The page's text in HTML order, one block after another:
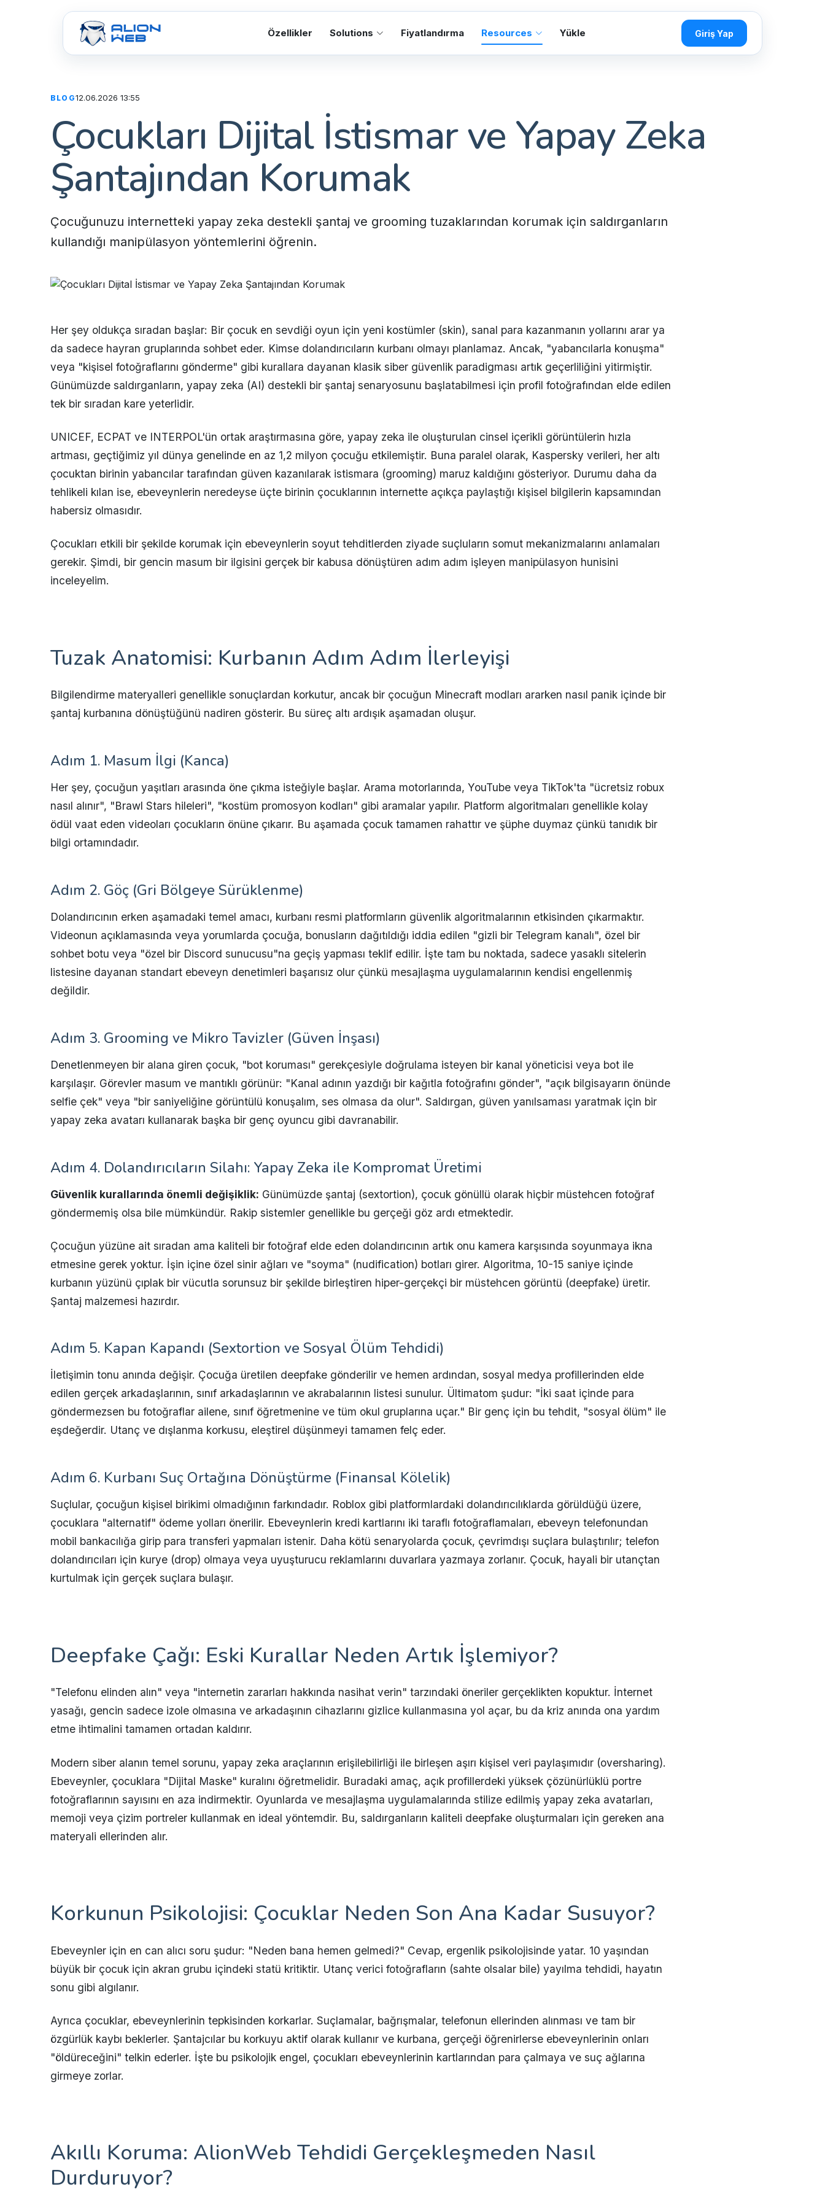
Özellikler Solutions Fiyatlandırma Resources Yükle Giriş Yap
BLOG12.06.2026 13:55
Çocukları Dijital İstismar ve Yapay Zeka
Şantajından Korumak
Çocuğunuzu internetteki yapay zeka destekli şantaj ve grooming tuzaklarından korumak için saldırganların
kullandığı manipülasyon yöntemlerini öğrenin.
Her şey oldukça sıradan başlar: Bir çocuk en sevdiği oyun için yeni kostümler (skin), sanal para kazanmanın yollarını arar ya
da sadece hayran gruplarında sohbet eder. Kimse dolandırıcıların kurbanı olmayı planlamaz. Ancak, "yabancılarla konuşma"
veya "kişisel fotoğraflarını gönderme" gibi kurallara dayanan klasik siber güvenlik paradigması artık geçerliliğini yitirmiştir.
Günümüzde saldırganların, yapay zeka (AI) destekli bir şantaj senaryosunu başlatabilmesi için profil fotoğrafından elde edilen
tek bir sıradan kare yeterlidir.
UNICEF, ECPAT ve INTERPOL'ün ortak araştırmasına göre, yapay zeka ile oluşturulan cinsel içerikli görüntülerin hızla
artması, geçtiğimiz yıl dünya genelinde en az 1,2 milyon çocuğu etkilemiştir. Buna paralel olarak, Kaspersky verileri, her altı
çocuktan birinin yabancılar tarafından güven kazanılarak istismara (grooming) maruz kaldığını gösteriyor. Durumu daha da
tehlikeli kılan ise, ebeveynlerin neredeyse üçte birinin çocuklarının internette açıkça paylaştığı kişisel bilgilerin kapsamından
habersiz olmasıdır.
Çocukları etkili bir şekilde korumak için ebeveynlerin soyut tehditlerden ziyade suçluların somut mekanizmalarını anlamaları
gerekir. Şimdi, bir gencin masum bir ilgisini gerçek bir kabusa dönüştüren adım adım işleyen manipülasyon hunisini
inceleyelim.
Tuzak Anatomisi: Kurbanın Adım Adım İlerleyişi
Bilgilendirme materyalleri genellikle sonuçlardan korkutur, ancak bir çocuğun Minecraft modları ararken nasıl panik içinde bir
şantaj kurbanına dönüştüğünü nadiren gösterir. Bu süreç altı ardışık aşamadan oluşur.
Adım 1. Masum İlgi (Kanca)
Her şey, çocuğun yaşıtları arasında öne çıkma isteğiyle başlar. Arama motorlarında, YouTube veya TikTok'ta "ücretsiz robux
nasıl alınır", "Brawl Stars hileleri", "kostüm promosyon kodları" gibi aramalar yapılır. Platform algoritmaları genellikle kolay
ödül vaat eden videoları çocukların önüne çıkarır. Bu aşamada çocuk tamamen rahattır ve şüphe duymaz çünkü tanıdık bir
bilgi ortamındadır.
Adım 2. Göç (Gri Bölgeye Sürüklenme)
Dolandırıcının erken aşamadaki temel amacı, kurbanı resmi platformların güvenlik algoritmalarının etkisinden çıkarmaktır.
Videonun açıklamasında veya yorumlarda çocuğa, bonusların dağıtıldığı iddia edilen "gizli bir Telegram kanalı", özel bir
sohbet botu veya "özel bir Discord sunucusu"na geçiş yapması teklif edilir. İşte tam bu noktada, sadece yasaklı sitelerin
listesine dayanan standart ebeveyn denetimleri başarısız olur çünkü mesajlaşma uygulamalarının kendisi engellenmiş
değildir.
Adım 3. Grooming ve Mikro Tavizler (Güven İnşası)
Denetlenmeyen bir alana giren çocuk, "bot koruması" gerekçesiyle doğrulama isteyen bir kanal yöneticisi veya bot ile
karşılaşır. Görevler masum ve mantıklı görünür: "Kanal adının yazdığı bir kağıtla fotoğrafını gönder", "açık bilgisayarın önünde
selfie çek" veya "bir saniyeliğine görüntülü konuşalım, ses olmasa da olur". Saldırgan, güven yanılsaması yaratmak için bir
yapay zeka avatarı kullanarak başka bir genç oyuncu gibi davranabilir.
Adım 4. Dolandırıcıların Silahı: Yapay Zeka ile Kompromat Üretimi
Güvenlik kurallarında önemli değişiklik: Günümüzde şantaj (sextortion), çocuk gönüllü olarak hiçbir müstehcen fotoğraf
göndermemiş olsa bile mümkündür. Rakip sistemler genellikle bu gerçeği göz ardı etmektedir.
Çocuğun yüzüne ait sıradan ama kaliteli bir fotoğraf elde eden dolandırıcının artık onu kamera karşısında soyunmaya ikna
etmesine gerek yoktur. İşin içine özel sinir ağları ve "soyma" (nudification) botları girer. Algoritma, 10-15 saniye içinde
kurbanın yüzünü çıplak bir vücutla sorunsuz bir şekilde birleştiren hiper-gerçekçi bir müstehcen görüntü (deepfake) üretir.
Şantaj malzemesi hazırdır.
Adım 5. Kapan Kapandı (Sextortion ve Sosyal Ölüm Tehdidi)
İletişimin tonu anında değişir. Çocuğa üretilen deepfake gönderilir ve hemen ardından, sosyal medya profillerinden elde
edilen gerçek arkadaşlarının, sınıf arkadaşlarının ve akrabalarının listesi sunulur. Ültimatom şudur: "İki saat içinde para
göndermezsen bu fotoğraflar ailene, sınıf öğretmenine ve tüm okul gruplarına uçar." Bir genç için bu tehdit, "sosyal ölüm" ile
eşdeğerdir. Utanç ve dışlanma korkusu, eleştirel düşünmeyi tamamen felç eder.
Adım 6. Kurbanı Suç Ortağına Dönüştürme (Finansal Kölelik)
Suçlular, çocuğun kişisel birikimi olmadığının farkındadır. Roblox gibi platformlardaki dolandırıcılıklarda görüldüğü üzere,
çocuklara "alternatif" ödeme yolları önerilir. Ebeveynlerin kredi kartlarını iki taraflı fotoğraflamaları, ebeveyn telefonundan
mobil bankacılığa girip para transferi yapmaları istenir. Daha kötü senaryolarda çocuk, çevrimdışı suçlara bulaştırılır; telefon
dolandırıcıları için kurye (drop) olmaya veya uyuşturucu reklamlarını duvarlara yazmaya zorlanır. Çocuk, hayali bir utançtan
kurtulmak için gerçek suçlara bulaşır.
Deepfake Çağı: Eski Kurallar Neden Artık İşlemiyor?
"Telefonu elinden alın" veya "internetin zararları hakkında nasihat verin" tarzındaki öneriler gerçeklikten kopuktur. İnternet
yasağı, gencin sadece izole olmasına ve arkadaşının cihazlarını gizlice kullanmasına yol açar, bu da kriz anında ona yardım
etme ihtimalini tamamen ortadan kaldırır.
Modern siber alanın temel sorunu, yapay zeka araçlarının erişilebilirliği ile birleşen aşırı kişisel veri paylaşımıdır (oversharing).
Ebeveynler, çocuklara "Dijital Maske" kuralını öğretmelidir. Buradaki amaç, açık profillerdeki yüksek çözünürlüklü portre
fotoğraflarının sayısını en aza indirmektir. Oyunlarda ve mesajlaşma uygulamalarında stilize edilmiş yapay zeka avatarları,
memoji veya çizim portreler kullanmak en ideal yöntemdir. Bu, saldırganların kaliteli deepfake oluşturmaları için gereken ana
materyali ellerinden alır.
Korkunun Psikolojisi: Çocuklar Neden Son Ana Kadar Susuyor?
Ebeveynler için en can alıcı soru şudur: "Neden bana hemen gelmedi?" Cevap, ergenlik psikolojisinde yatar. 10 yaşından
büyük bir çocuk için akran grubu içindeki statü kritiktir. Utanç verici fotoğrafların (sahte olsalar bile) yayılma tehdidi, hayatın
sonu gibi algılanır.
Ayrıca çocuklar, ebeveynlerinin tepkisinden korkarlar. Suçlamalar, bağrışmalar, telefonun ellerinden alınması ve tam bir
özgürlük kaybı beklerler. Şantajcılar bu korkuyu aktif olarak kullanır ve kurbana, gerçeği öğrenirlerse ebeveynlerinin onları
"öldüreceğini" telkin ederler. İşte bu psikolojik engel, çocukları ebeveynlerinin kartlarından para çalmaya ve suç ağlarına
girmeye zorlar.
Akıllı Koruma: AlionWeb Tehdidi Gerçekleşmeden Nasıl
Durduruyor?